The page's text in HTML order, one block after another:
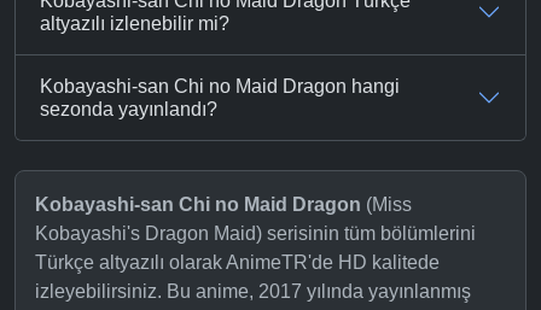
altyazılı izlenebilir mi?
Kobayashi-san Chi no Maid Dragon hangi
sezonda yayınlandı?
Kobayashi-san Chi no Maid Dragon (Miss
Kobayashi's Dragon Maid) serisinin tüm bölümlerini
Türkçe altyazılı olarak AnimeTR'de HD kalitede
izleyebilirsiniz. Bu anime, 2017 yılında yayınlanmış